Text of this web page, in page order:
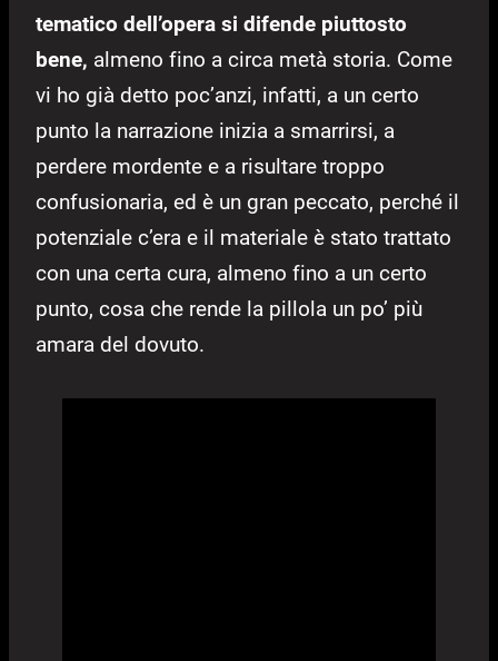
tematico dell’opera si difende piuttosto
bene, almeno fino a circa metà storia. Come
vi ho già detto poc’anzi, infatti, a un certo
punto la narrazione inizia a smarrirsi, a
perdere mordente e a risultare troppo
confusionaria, ed è un gran peccato, perché il
potenziale c’era e il materiale è stato trattato
con una certa cura, almeno fino a un certo
punto, cosa che rende la pillola un po’ più
amara del dovuto.